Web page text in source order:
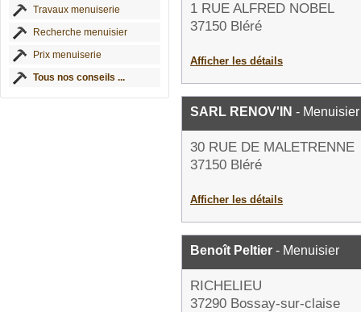
Travaux menuiserie
Recherche menuisier
Prix menuiserie
Tous nos conseils ...
1 RUE ALFRED NOBEL
37150 Bléré
Afficher les détails
SARL RENOV'IN - Menuisier
30 RUE DE MALETRENNE
37150 Bléré
Afficher les détails
Benoît Peltier - Menuisier
RICHELIEU
37290 Bossay-sur-claise